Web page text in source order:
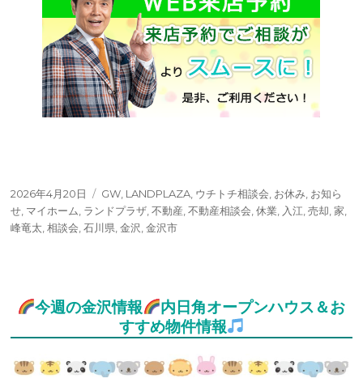
投
稿
日:
2026年4月20日
タ
グ
GW LANDPLAZA ウチトチ相談会 お休み お知ら
せ マイホーム ランドプラザ ,不動産 ,不動産相談会 ,休業 入江 ,売却 ,家
峰竜太 ,相談会 ,石川県 ,金沢 ,金沢市
今週の金沢情報
内日角オープンハウス＆お
すすめ物件情報